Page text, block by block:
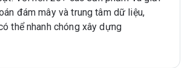
đám mây và trung tâm dữ liệu,
thể nhanh chóng xây dựng